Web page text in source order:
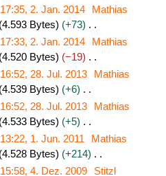
17:35, 2. Jan. 2014
Mathias
4.593 Bytes
+73
17:33, 2. Jan. 2014
Mathias
4.520 Bytes
−19
16:52, 28. Jul. 2013
Mathias
4.539 Bytes
+6
16:52, 28. Jul. 2013
Mathias
4.533 Bytes
+5
13:22, 1. Jun. 2011
Mathias
4.528 Bytes
+214
15:58, 4. Dez. 2009
Stitzl